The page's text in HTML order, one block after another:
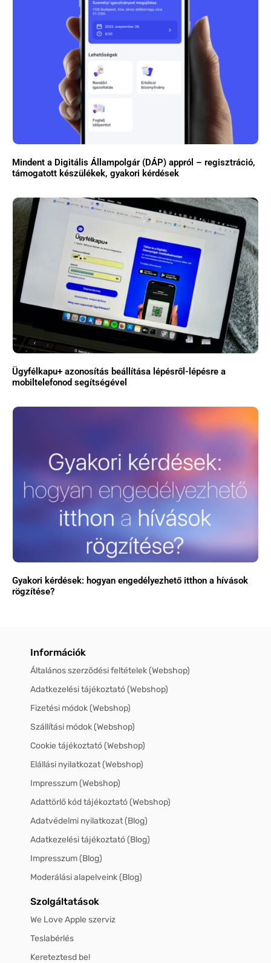
Mindent a Digitális Állampolgár (DÁP) appról – regisztráció,
támogatott készülékek, gyakori kérdések
Ügyfélkapu+ azonosítás beállítása lépésről-lépésre a
mobiltelefonod segítségével
Gyakori kérdések: hogyan engedélyezhető itthon a hívások
rögzítése?
Információk
Általános szerződési feltételek (Webshop)
Adatkezelési tájékoztató (Webshop)
Fizetési módok (Webshop)
Szállítási módok (Webshop)
Cookie tájékoztató (Webshop)
Elállási nyilatkozat (Webshop)
Impresszum (Webshop)
Adattörlő kód tájékoztató (Webshop)
Adatvédelmi nyilatkozat (Blog)
Adatkezelési tájékoztató (Blog)
Impresszum (Blog)
Moderálási alapelveink (Blog)
Szolgáltatások
We Love Apple szerviz
Teslabérlés
Kereteztesd be!